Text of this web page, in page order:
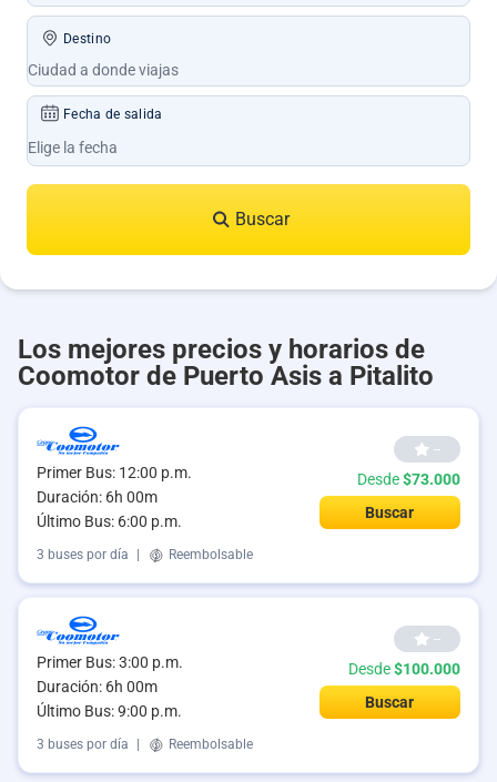
Destino
Fecha de salida
Buscar
Los mejores precios y horarios de
Coomotor de Puerto Asis a Pitalito
Primer Bus: 12:00 p.m.
Duración: 6h 00m
Último Bus: 6:00 p.m.
--
Desde$73.000
Buscar
3 buses por día Reembolsable
Primer Bus: 3:00 p.m.
Duración: 6h 00m
Último Bus: 9:00 p.m.
--
Desde$100.000
Buscar
3 buses por día Reembolsable